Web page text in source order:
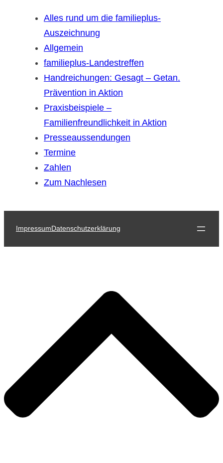
Alles rund um die familieplus-
Auszeichnung
Allgemein
familieplus-Landestreffen
Handreichungen: Gesagt – Getan.
Prävention in Aktion
Praxisbeispiele –
Familienfreundlichkeit in Aktion
Presseaussendungen
Termine
Zahlen
Zum Nachlesen
ImpressumDatenschutzerklärung